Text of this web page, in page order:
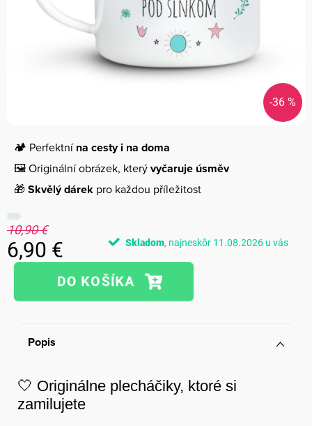
-36 %
🏕️ Perfektnína cesty i na doma
🖼️ Originální obrázek, kterývyčaruje úsměv
🎁 Skvělý dárek pro každou příležitost
10,90 €
6,90 €
Jednotková
Skladom 11.08.2026
Popis
🤍 Originálne plecháčiky, ktoré si
zamilujete